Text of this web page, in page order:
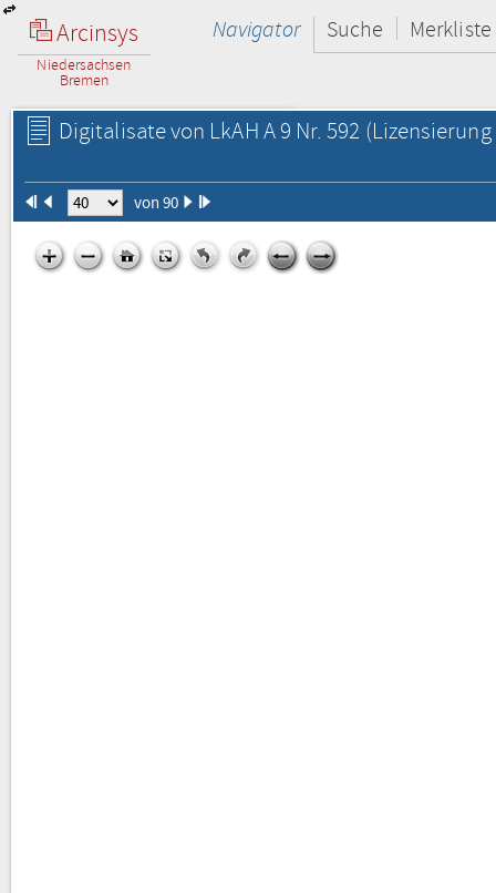
Arcinsys
Niedersachsen
Bremen
Navigator Suche Merkliste
Digitalisate von LkAH A 9 Nr. 592
von 90